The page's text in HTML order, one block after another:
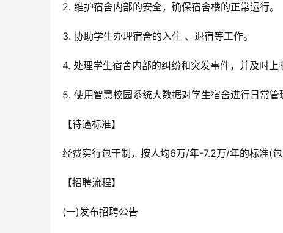
2. 维护宿舍内部的安全，确保宿舍楼的正常运行。
3. 协助学生办理宿舍的入住 、退宿等工作。
4. 处理学生宿舍内部的纠纷和突发事件，并及时上
5. 使用智慧校园系统大数据对学生宿舍进行日常管
【待遇标准】
经费实行包干制，按人均6万/年-7.2万/年的标准(包
【招聘流程】
(一)发布招聘公告